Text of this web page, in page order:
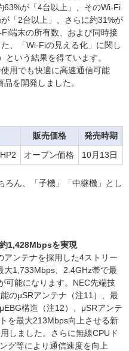
63%が「4台以上」、そのWi-Fi
「2台以上」、さらに約31%が
端末の所有数、および同時接
、「Wi-Fiの見える化」に関し
いう結果を得ています。
用でも快適に高速通信可能
を開発しました。
販売価格
発売時期
オープン価格 10月13日
ろん、「子機」「中継機」とし
1,428Mbpsを実現
ンテナを採用した4ストリー
大1,733Mbps、2.4GHz帯で最
可能になります。NEC先端技
のμSRアンテナ（注11）、最
構造（注12）、μSRアンテ
を最大213Mbps向上させる新
しました。さらに無線CPUド
グ等により通信速度を向上